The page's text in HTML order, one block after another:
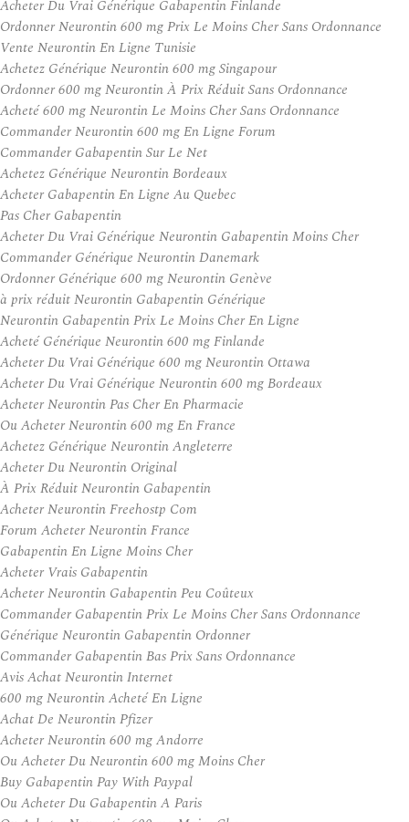
Acheter Du Vrai Générique Gabapentin Finlande
Ordonner Neurontin 600 mg Prix Le Moins Cher Sans Ordonnance
Vente Neurontin En Ligne Tunisie
Achetez Générique Neurontin 600 mg Singapour
Ordonner 600 mg Neurontin À Prix Réduit Sans Ordonnance
Acheté 600 mg Neurontin Le Moins Cher Sans Ordonnance
Commander Neurontin 600 mg En Ligne Forum
Commander Gabapentin Sur Le Net
Achetez Générique Neurontin Bordeaux
Acheter Gabapentin En Ligne Au Quebec
Pas Cher Gabapentin
Acheter Du Vrai Générique Neurontin Gabapentin Moins Cher
Commander Générique Neurontin Danemark
Ordonner Générique 600 mg Neurontin Genève
à prix réduit Neurontin Gabapentin Générique
Neurontin Gabapentin Prix Le Moins Cher En Ligne
Acheté Générique Neurontin 600 mg Finlande
Acheter Du Vrai Générique 600 mg Neurontin Ottawa
Acheter Du Vrai Générique Neurontin 600 mg Bordeaux
Acheter Neurontin Pas Cher En Pharmacie
Ou Acheter Neurontin 600 mg En France
Achetez Générique Neurontin Angleterre
Acheter Du Neurontin Original
À Prix Réduit Neurontin Gabapentin
Acheter Neurontin Freehostp Com
Forum Acheter Neurontin France
Gabapentin En Ligne Moins Cher
Acheter Vrais Gabapentin
Acheter Neurontin Gabapentin Peu Coûteux
Commander Gabapentin Prix Le Moins Cher Sans Ordonnance
Générique Neurontin Gabapentin Ordonner
Commander Gabapentin Bas Prix Sans Ordonnance
Avis Achat Neurontin Internet
600 mg Neurontin Acheté En Ligne
Achat De Neurontin Pfizer
Acheter Neurontin 600 mg Andorre
Ou Acheter Du Neurontin 600 mg Moins Cher
Buy Gabapentin Pay With Paypal
Ou Acheter Du Gabapentin A Paris